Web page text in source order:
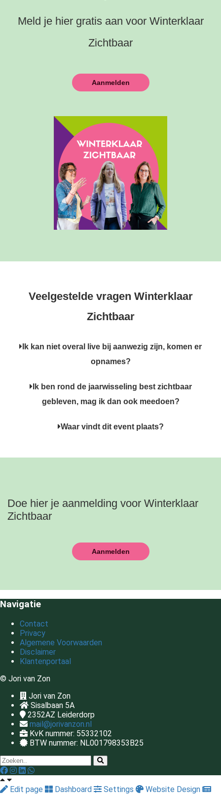
Meld je hier gratis aan voor Winterklaar
Zichtbaar
Aanmelden
Veelgestelde vragen Winterklaar
Zichtbaar
Ik kan niet overal live bij aanwezig zijn, komen er
opnames?
Ik ben rond de jaarwisseling best zichtbaar
gebleven, mag ik dan ook meedoen?
Waar vindt dit event plaats?
Doe hier je aanmelding voor Winterklaar
Zichtbaar
Aanmelden
Navigatie
Contact
Privacy
Algemene Voorwaarden
Disclaimer
Klantenportaal
© Jori van Zon
Jori van Zon
Sisalbaan 5A
2352AZ Leiderdorp
mail@jorivanzon.nl
KvK nummer: 55332102
BTW nummer: NL001798353B25
Edit page Dashboard Settings
Website Design